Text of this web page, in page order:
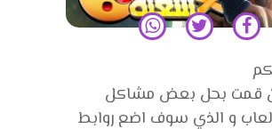
قمت بحل بعض مشاكل
و الذي سوف اضع روابط